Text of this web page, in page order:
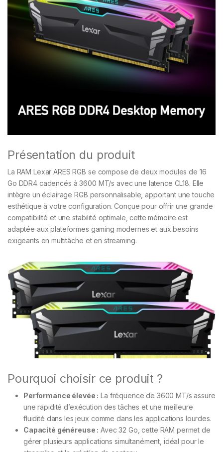
Présentation du produit
La RAM Lexar ARES RGB se compose de deux modules de 16
Go DDR4 cadencés à 3600 MT/s avec une latence CL18. Elle
intègre un éclairage RGB personnalisable, apportant une touche
esthétique à votre configuration. Conçue pour offrir une grande
compatibilité et une stabilité optimale, cette mémoire est
adaptée aux plateformes gaming modernes et aux besoins
exigeants en multitâche et en streaming.
Pourquoi choisir ce produit ?
Performance élevée : La fréquence de 3600 MT/s assure
une rapidité d’exécution des tâches et une meilleure
fluidité dans les jeux comme dans les applications lourdes.
Capacité généreuse : Avec 32 Go, cette RAM permet de
gérer plusieurs applications simultanément, idéal pour le